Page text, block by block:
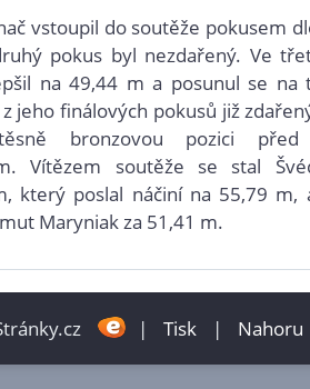
vstoupil do soutěže pokusem
pokus byl nezdařený. Ve
na 49,44 m a posunul se
jeho finálových pokusů již
bronzovou pozici před
Vítězem soutěže se stal
který poslal náčiní na 55,79 m,
Maryniak za 51,41 m.
| Tisk | Nahoru